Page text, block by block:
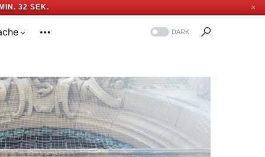
31 SEK. ✕
DARK